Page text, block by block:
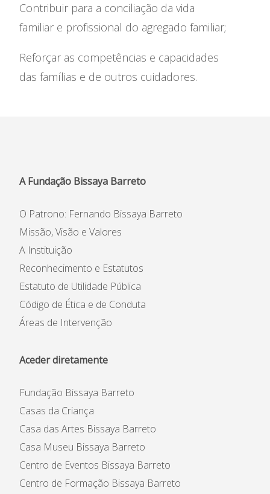
Contribuir para a conciliação da vida
familiar e profissional do agregado familiar;
Reforçar as competências e capacidades
das famílias e de outros cuidadores.
A Fundação Bissaya Barreto
O Patrono: Fernando Bissaya Barreto
Missão, Visão e Valores
A Instituição
Reconhecimento e Estatutos
Estatuto de Utilidade Pública
Código de Ética e de Conduta
Áreas de Intervenção
Aceder diretamente
Fundação Bissaya Barreto
Casas da Criança
Casa das Artes Bissaya Barreto
Casa Museu Bissaya Barreto
Centro de Eventos Bissaya Barreto
Centro de Formação Bissaya Barreto